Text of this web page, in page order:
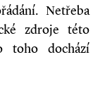
Netřeba
zdroje této
toho dochází